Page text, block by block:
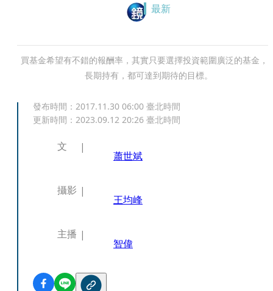
最新
買基金希望有不錯的報酬率，其實只要選擇投資範圍廣泛的基金，
長期持有，都可達到期待的目標。
發布時間： 2017.11.30 06:00 臺北時間
更新時間： 2023.09.12 20:26 臺北時間
文
蕭世斌
攝影
王均峰
主播
智偉